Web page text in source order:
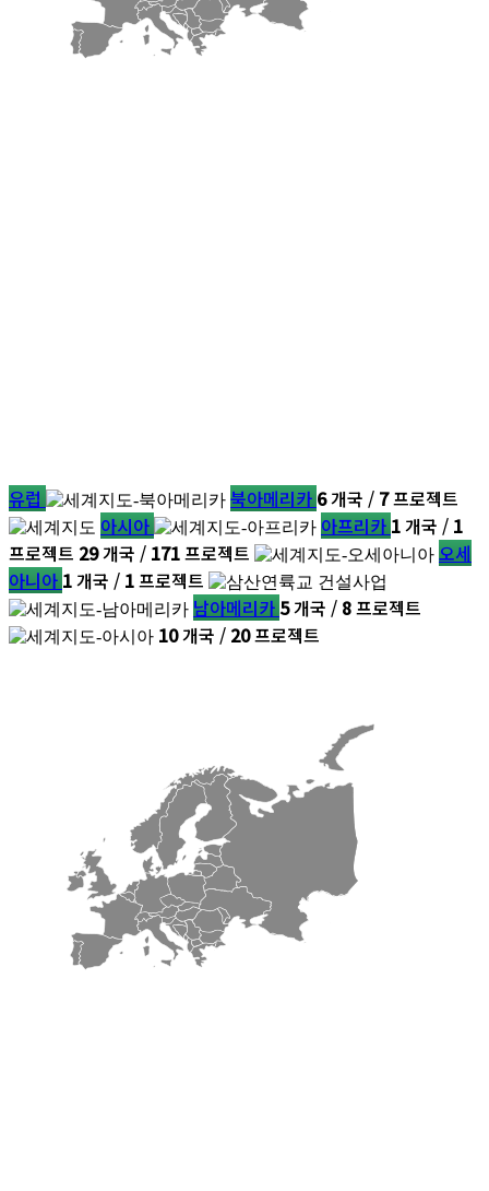
유럽 북아메리카 6개국 / 7프로젝트
아시아
아프리카 1개국 / 1
프로젝트 29개국 / 171프로젝트
오세
아니아 1개국 / 1프로젝트
남아메리카 5개국 / 8프로젝트
10개국 / 20프로젝트